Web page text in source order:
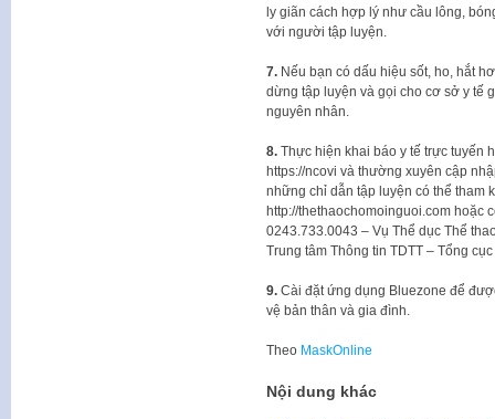
ly giãn cách hợp lý như cầu lông,
với người tập luyện.
7.Nếu bạn có dấu hiệu sốt, ho, hắt
dừng tập luyện và gọi cho cơ sở y tế
nguyên nhân.
8.Thực hiện khai báo y tế trực tuyến
https://ncovi và thường xuyên cập
những chỉ dẫn tập luyện có thể tham
http://thethaochomoinguoi.com hoặc
0243.733.0043 – Vụ Thể dục Thể
Trung tâm Thông tin TDTT – Tổng cục
9.Cài đặt ứng dụng Bluezone để
vệ bản thân và gia đình.
Theo MaskOnline
Nội dung khác